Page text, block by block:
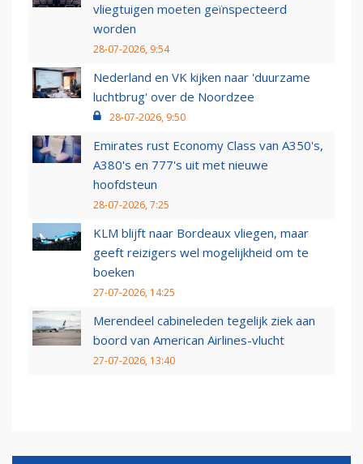
vliegtuigen moeten geïnspecteerd
worden
28-07-2026, 9:54
Nederland en VK kijken naar 'duurzame
luchtbrug' over de Noordzee
28-07-2026, 9:50
Emirates rust Economy Class van A350's,
A380's en 777's uit met nieuwe
hoofdsteun
28-07-2026, 7:25
KLM blijft naar Bordeaux vliegen, maar
geeft reizigers wel mogelijkheid om te
boeken
27-07-2026, 14:25
Merendeel cabineleden tegelijk ziek aan
boord van American Airlines-vlucht
27-07-2026, 13:40